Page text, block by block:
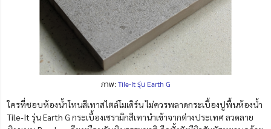
ภาพ:Tile-It รุ่น Earth G
ใครที่ชอบห้องน้ำโทนสีเทาสไตล์โมเดิร์น ไม่ควรพลาดกระเบื้องปูพื้นห้องน้ำ
Tile-It รุ่น Earth G กระเบื้องเซรามิกสีเทานำเข้าจากต่างประเทศ ลวดลาย